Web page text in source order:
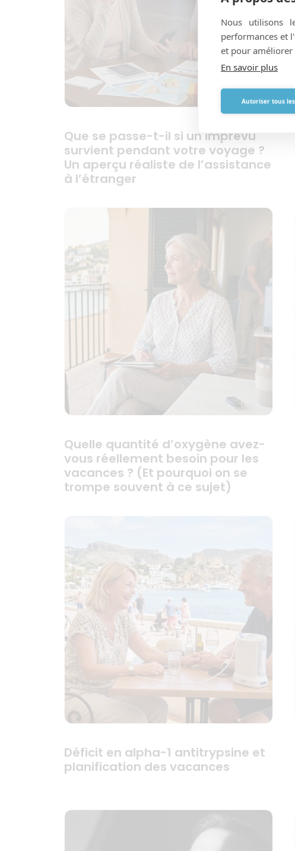
Que se passe-t-il si un imprévu
survient pendant votre voyage ?
Un aperçu réaliste de l’assistance
à l’étranger
Quelle quantité d’oxygène avez-
vous réellement besoin pour les
vacances ? (Et pourquoi on se
trompe souvent à ce sujet)
Déficit en alpha-1 antitrypsine et
planification des vacances
Nous utilisons
performances et
et pour améliorer
En savoir plus
Autoriser tous